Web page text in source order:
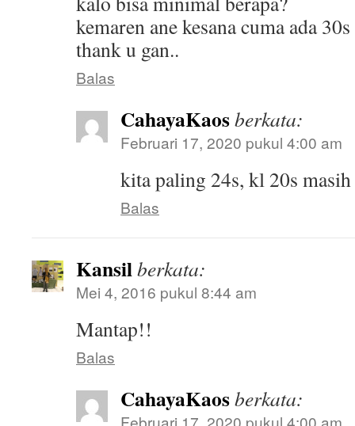
kemaren ane kesana cuma ada 30s
thank u gan..
Balas
CahayaKaosberkata:
Februari 17, 2020 pukul 4:00 am
kita paling 24s, kl 20s
Balas
Kansilberkata:
Mei 4, 2016 pukul 8:44 am
Mantap!!
Balas
CahayaKaosberkata:
Februari 17, 2020 pukul 4:00 am